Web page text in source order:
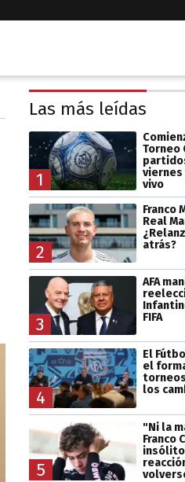
Las más leídas
1
Torneo
viernes
vivo
2
Franco
Real
atrás?
3
AFA
FIFA
4
El
el
los
5
"Ni la
Franco
insólito